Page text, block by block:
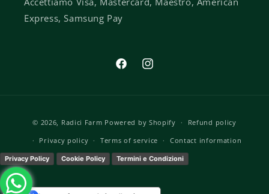
Express, Samsung Pay
FacebookInstagram
methods
© 2026, Radici Farm Powered by Shopify
Refund policy
Privacy policy
Terms of service Contact information
Privacy Policy Cookie Policy Termini e Condizioni